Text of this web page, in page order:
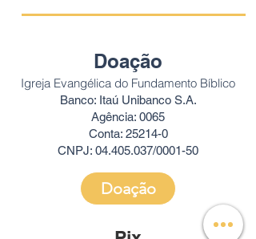
Doação
Igreja Evangélica do Fundamento Bíblico
Banco: Itaú Unibanco S.A.
Agência: 0065
Conta: 25214-0
CNPJ: 04.405.037/0001-50
Doação